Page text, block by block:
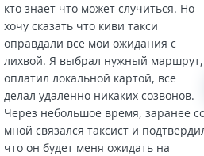
кто знает что может случиться. Но
хочу сказать что киви такси
оправдали все мои ожидания с
лихвой. Я выбрал нужный маршрут,
оплатил локальной картой, все
делал удаленно никаких созвонов.
Через небольшое время, заранее
мной связался таксист и
что он будет меня ожидать на